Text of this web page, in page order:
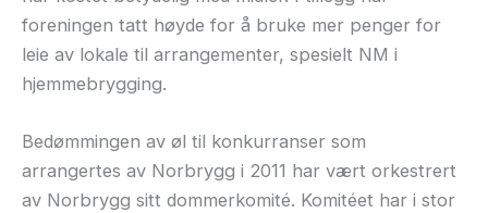
foreningen tatt høyde for å bruke mer penger for
leie av lokale til arrangementer, spesielt NM i
hjemmebrygging.
Bedømmingen av øl til konkurranser som
arrangertes av Norbrygg i 2011 har vært orkestrert
av Norbrygg sitt dommerkomité. Komitéet har i stor